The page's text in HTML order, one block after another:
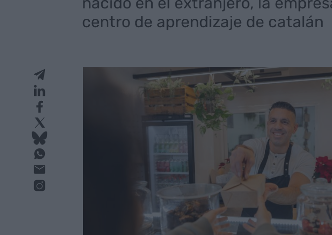
centro de aprendizaje de catalán